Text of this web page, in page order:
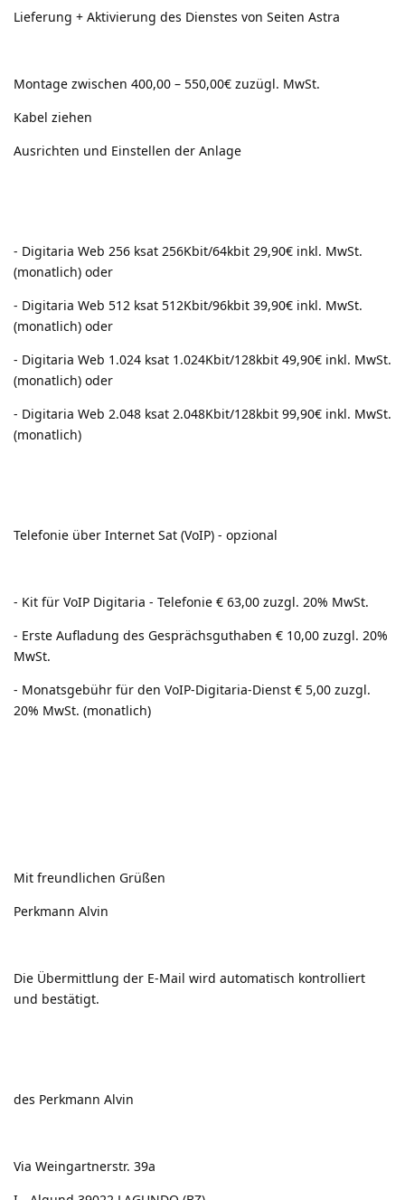
Lieferung + Aktivierung des Dienstes von Seiten Astra
Montage zwischen 400,00 – 550,00€ zuzügl. MwSt.
Kabel ziehen
Ausrichten und Einstellen der Anlage
- Digitaria Web 256 ksat 256Kbit/64kbit 29,90€ inkl. MwSt.
(monatlich) oder
- Digitaria Web 512 ksat 512Kbit/96kbit 39,90€ inkl. MwSt.
(monatlich) oder
- Digitaria Web 1.024 ksat 1.024Kbit/128kbit 49,90€ inkl. MwSt.
(monatlich) oder
- Digitaria Web 2.048 ksat 2.048Kbit/128kbit 99,90€ inkl. MwSt.
(monatlich)
Telefonie über Internet Sat (VoIP) - opzional
- Kit für VoIP Digitaria - Telefonie € 63,00 zuzgl. 20% MwSt.
- Erste Aufladung des Gesprächsguthaben € 10,00 zuzgl. 20%
MwSt.
- Monatsgebühr für den VoIP-Digitaria-Dienst € 5,00 zuzgl.
20% MwSt. (monatlich)
Mit freundlichen Grüßen
Perkmann Alvin
Die Übermittlung der E-Mail wird automatisch kontrolliert
und bestätigt.
des Perkmann Alvin
Via Weingartnerstr. 39a